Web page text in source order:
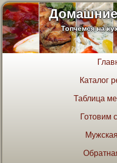
Топчемся на
Каталог
Таблица
Готовим